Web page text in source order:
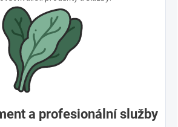
a profesionální služby